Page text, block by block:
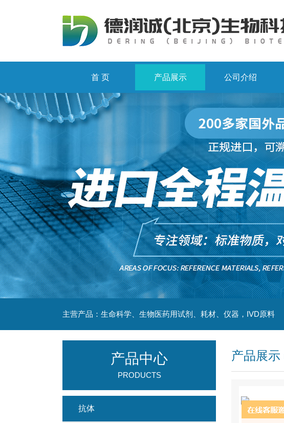
首 页 产品展示 公司介绍
主营产品：生命科学、生物医药用试剂、耗材、仪器，IVD原料
产品展示
产品中心
PRODUCTS
抗体